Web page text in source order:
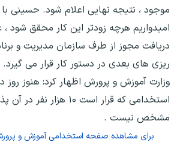
موجود ، نتیجه نهایی اعلام شود. حسینی با
امیدواریم هرچه زودتر این کار محقق شود
دریافت مجوز از طرف سازمان مدیریت و
ریزی های بعدی در دستور کار قرار می گیرد.
وزارت آموزش و پرورش اظهار کرد: هنوز روز
استخدامی که قرار است ۱۰ هزار
مشخص نیست .
برای مشاهده صفحه استخدامی آموزش و